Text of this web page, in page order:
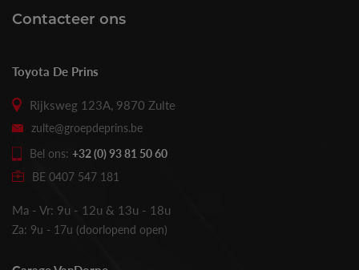
Contacteer ons
Toyota De Prins
Rijksweg 123A, 9870 Zulte
zulte@groepdeprins.be
Bel ons: +32 (0) 93 81 50 60
BE 0407 547 181
Ma - Vr: 9u - 12u & 13u - 18u
Za: 9u - 17u (doorlopend open)